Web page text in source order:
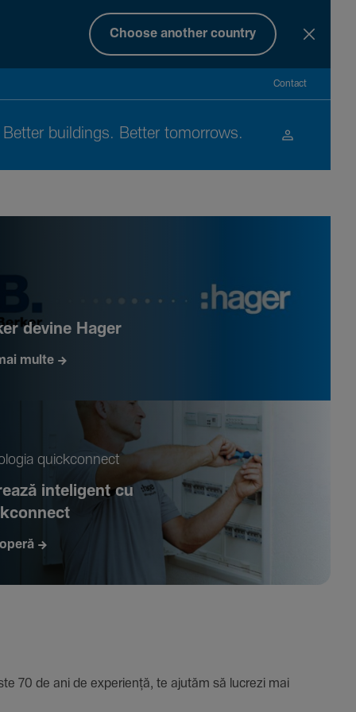
Choose another country
Contact
Better buil­dings. Better tomor­rows.
devine Hager
multe
quickconnect
inte­li­gent cu
de ani de expe­riență, te ajutăm să lucrezi mai